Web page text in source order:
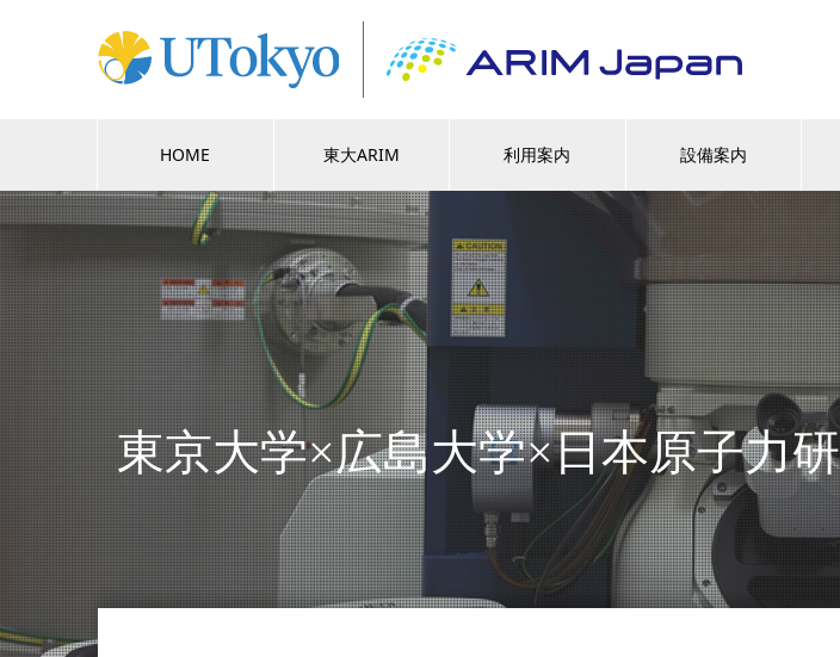
HOME 東大ARIM 利用案内 設備案内
東京大学×広島大学×日本原子力